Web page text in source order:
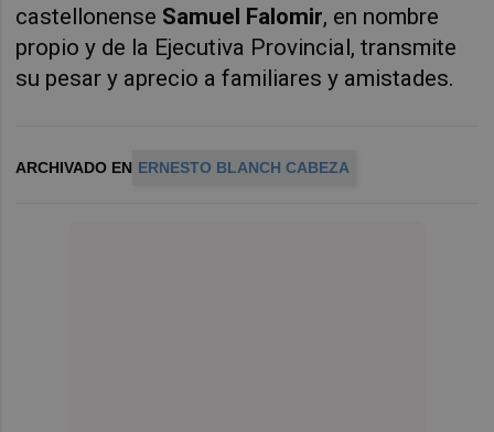
castellonense Samuel Falomir, en nombre
propio y de la Ejecutiva Provincial, transmite
su pesar y aprecio a familiares y amistades.
ARCHIVADO EN ERNESTO BLANCH CABEZA